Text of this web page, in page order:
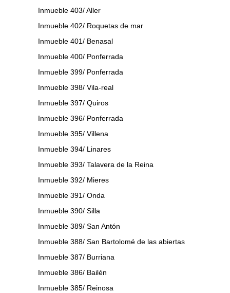
Inmueble 403/ Aller
Inmueble 402/ Roquetas de mar
Inmueble 401/ Benasal
Inmueble 400/ Ponferrada
Inmueble 399/ Ponferrada
Inmueble 398/ Vila-real
Inmueble 397/ Quiros
Inmueble 396/ Ponferrada
Inmueble 395/ Villena
Inmueble 394/ Linares
Inmueble 393/ Talavera de la Reina
Inmueble 392/ Mieres
Inmueble 391/ Onda
Inmueble 390/ Silla
Inmueble 389/ San Antón
Inmueble 388/ San Bartolomé de las abiertas
Inmueble 387/ Burriana
Inmueble 386/ Bailén
Inmueble 385/ Reinosa